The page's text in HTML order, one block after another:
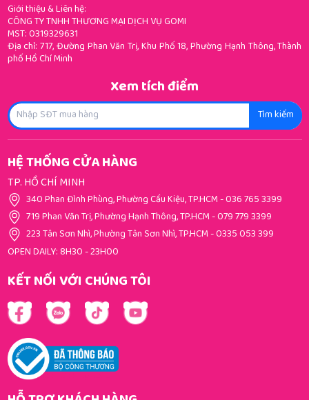
Giới thiệu & Liên hệ:
CÔNG TY TNHH THƯƠNG MẠI DỊCH VỤ GOMI
MST: 0319329631
Địa chỉ: 717, Đường Phan Văn Trị, Khu Phố 18, Phường Hạnh Thông, Thành
phố Hồ Chí Minh
Xem tích điểm
Tìm kiếm
HỆ THỐNG CỬA HÀNG
TP. HỒ CHÍ MINH
340 Phan Đình Phùng, Phường Cầu Kiệu, TP.HCM-036 765 3399
719 Phan Văn Trị, Phường Hạnh Thông, TP.HCM-079 779 3399
223 Tân Sơn Nhì, Phường Tân Sơn Nhì, TP.HCM-0335 053 399
OPEN DAILY: 8H30 - 23H00
KẾT NỐI VỚI CHÚNG TÔI